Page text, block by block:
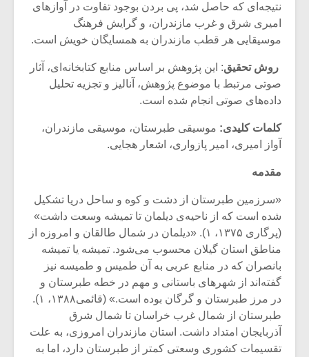
نتیجه‌ای که حاصل شد، پی بردن بوجود تفاوت در آوازهای
امیری شرق و غرب مازندران، و گرایش فرهنگ
موسیقایی هر قطب مازندران به همسایگان خویش است.
روش تحقیق: این پژوهش بر اساس منابع کتابخانه‌ای، آثار
صوتی مرتبط با موضوع پژوهش، آنالیز و تجزیه تحلیل
داده‌های صوتی انجام شده است.
کلمات کلیدی: موسیقی طبرستان، موسیقی مازندران،
آواز امیری، امیر پازواری، اشعار هجایی.
مقدمه
«سرزمین طبرستان از دشت و کوه و ساحل دریا تشکیل
شده است که از ناحیه‌ی دیلمان تا تمیشه وسعت داشت»
(پرگاری ۱۳۷۵، ۱). «دیلمان در شمال طالقان و امروزه از
مناطق استان گیلان محسوب می‌شود. تمیشه یا تمیشه
بانصران که در منابع عربی به آن طمیس و طمیسه نیز
گفته‌اند از شهرهای باستانی و مهم در خطه طبرستان و
در مرز طبرستان و گرگان بوده است.» (قائمی۱۳۸۸، ۱).
طبرستان از شمال غرب خراسان تا شمال شرق
آذربایجان امتداد داشت. استان مازندران امروزی، به علت
تقسیمات کشوری وسعتی کمتر از طبرستان دارد، اما به
میکلوش روژا
اگر نمی توانی
مشهورترین باشی،
بدنام ترین باش
برگزار
سکانسی
موسیقی